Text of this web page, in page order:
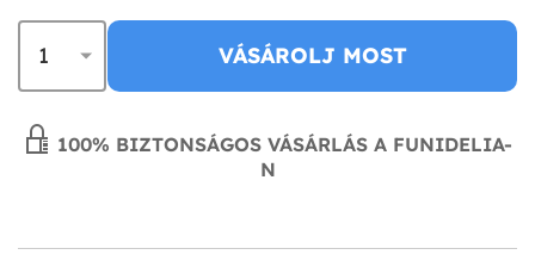
VÁSÁROLJ MOST
100% BIZTONSÁGOS VÁSÁRLÁS A FUNIDELIA-
N